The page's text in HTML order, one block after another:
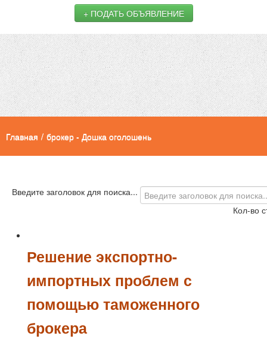
+ ПОДАТЬ ОБЪЯВЛЕНИЕ
Главная / брокер - Дошка оголошень
Введите заголовок для поиска...
Кол-во
Решение экспортно-
импортных проблем с
помощью таможенного
брокера